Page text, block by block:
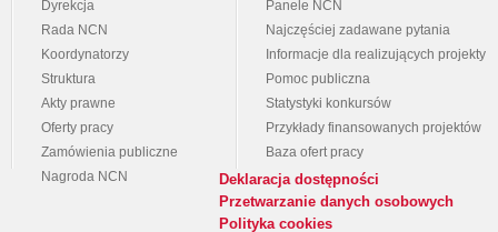
Dyrekcja
Rada NCN
Koordynatorzy
Struktura
Akty prawne
Oferty pracy
Zamówienia publiczne
Nagroda NCN
Panele NCN
Najczęściej zadawane pytania
Informacje dla realizujących projekty
Pomoc publiczna
Statystyki konkursów
Przykłady finansowanych projektów
Baza ofert pracy
Deklaracja dostępności
Przetwarzanie danych osobowych
Polityka cookies